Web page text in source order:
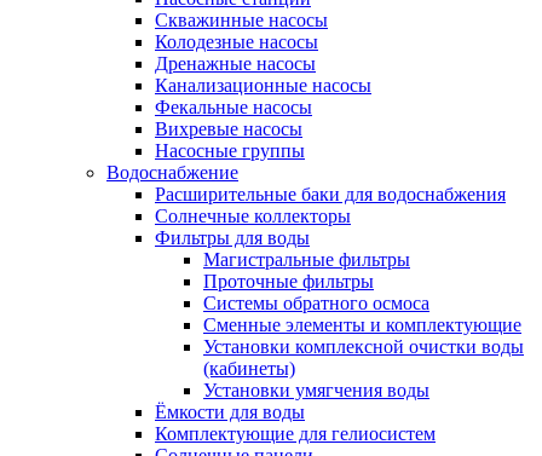
Скважинные насосы
Колодезные насосы
Дренажные насосы
Канализационные насосы
Фекальные насосы
Вихревые насосы
Насосные группы
Водоснабжение
Расширительные баки для водоснабжения
Солнечные коллекторы
Фильтры для воды
Магистральные фильтры
Проточные фильтры
Системы обратного осмоса
Сменные элементы и комплектующие
Установки комплексной очистки воды
(кабинеты)
Установки умягчения воды
Ёмкости для воды
Комплектующие для гелиосистем